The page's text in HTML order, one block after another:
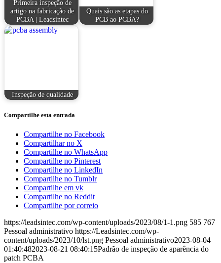
Primeira inspeção de
artigo na fabricação de
PCBA | Leadsintec
Quais são as etapas do
PCB ao PCBA?
Inspeção de qualidade
Compartilhe esta entrada
Compartilhe no Facebook
Compartilhar no X
Compartilhe no WhatsApp
Compartilhe no Pinterest
Compartilhe no LinkedIn
Compartilhe no Tumblr
Compartilhe em vk
Compartilhe no Reddit
Compartilhe por correio
https://leadsintec.com/wp-content/uploads/2023/08/1-1.png 585 767
Pessoal administrativo https://Leadsintec.com/wp-
content/uploads/2023/10/lst.png Pessoal administrativo2023-08-04
01:40:482023-08-21 08:40:15Padrão de inspeção de aparência do
patch PCBA